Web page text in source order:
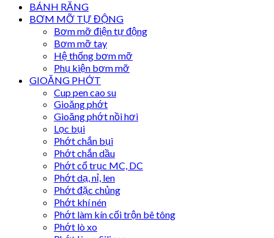
BÁNH RĂNG
BƠM MỠ TỰ ĐỘNG
Bơm mỡ điện tự động
Bơm mỡ tay
Hệ thống bơm mỡ
Phụ kiện bơm mỡ
GIOĂNG PHỚT
Cup pen cao su
Gioăng phớt
Gioăng phớt nồi hơi
Lọc bụi
Phớt chắn bụi
Phớt chắn dầu
Phớt cổ trục MC, DC
Phớt dạ, nỉ, len
Phớt đặc chủng
Phớt khí nén
Phớt làm kín cối trộn bê tông
Phớt lò xo